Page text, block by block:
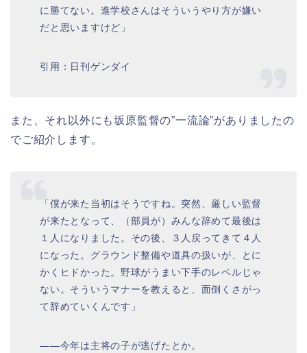
に勝てない。進学校さんはそういうやり方が嫌い
だと思いますけど」
引用：日刊ゲンダイ
また、それ以外にも坂原監督の”一流論”がありましたの
でご紹介します。
「僕が来た当初はそうですね。突然、厳しい監督
が来たとなって、（部員が）みんな辞めて最後は
１人になりました。その後、３人戻ってきて４人
になった。グラウンド整備や道具の扱いが、とに
かくヒドかった。野球がうまい下手のレベルじゃ
ない。そういうマナーを教えると、面倒くさがっ
て辞めていくんです」
――今年は主将の子が逃げたとか。